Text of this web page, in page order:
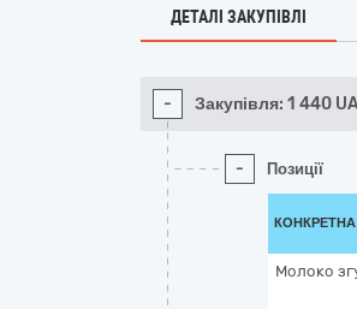
ДЕТАЛІ ЗАКУПІВЛІ
- Закупівля: 1 440
- Позиції
КОНКРЕТНА
Молоко